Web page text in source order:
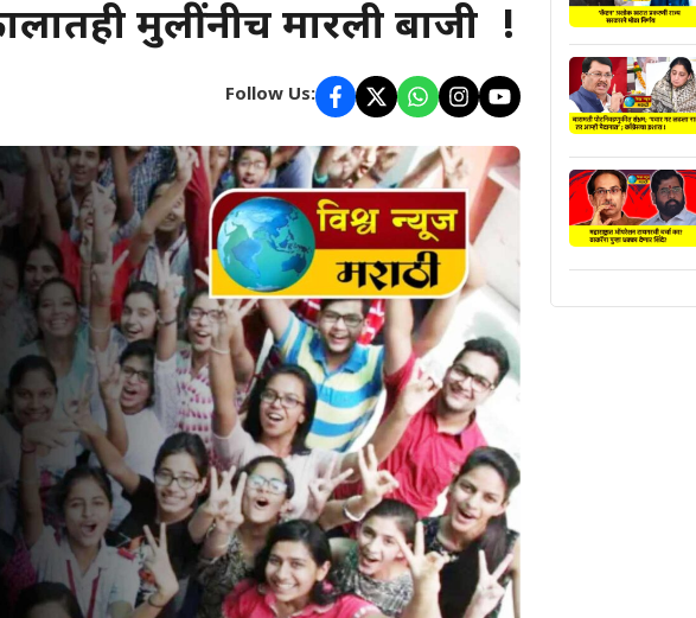
मुलींनीच मारली बाजी !
Follow Us: